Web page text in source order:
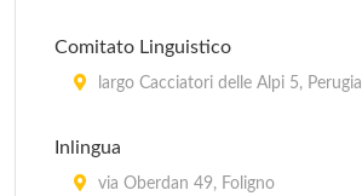
Comitato Linguistico
largo Cacciatori delle Alpi 5, Perugia
Inlingua
via Oberdan 49, Foligno